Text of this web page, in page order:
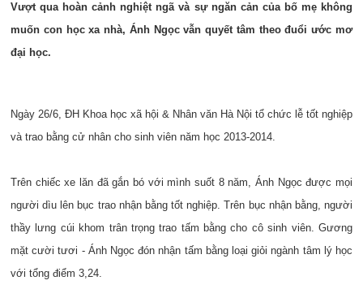
Vượt qua hoàn cảnh nghiệt ngã và sự ngăn cản của bố mẹ không
muốn con học xa nhà, Ánh Ngọc vẫn quyết tâm theo đuổi ước mơ
đại học.
Ngày 26/6, ĐH Khoa học xã hội & Nhân văn Hà Nội tổ chức lễ tốt nghiệp
và trao bằng cử nhân cho sinh viên năm học 2013-2014.
Trên chiếc xe lăn đã gắn bó với mình suốt 8 năm, Ánh Ngọc được mọi
người dìu lên bục trao nhận bằng tốt nghiệp. Trên bục nhận bằng, người
thầy lưng cúi khom trân trọng trao tấm bằng cho cô sinh viên. Gương
mặt cười tươi - Ánh Ngọc đón nhận tấm bằng loại giỏi ngành tâm lý học
với tổng điểm 3,24.